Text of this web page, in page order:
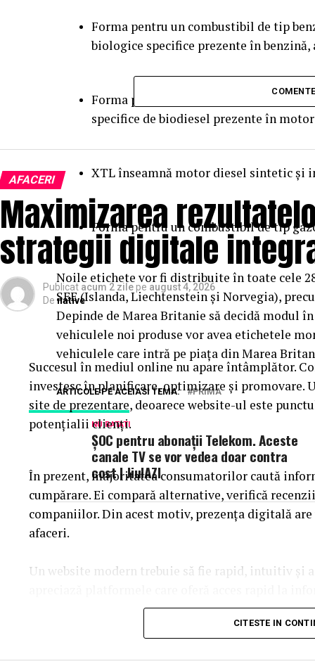
Forma pentru un combustibil de tip
biologice specifice prezente în benzină,
Forma pentru un combustibil de tip
specifice de biodiesel prezente în
XTL înseamnă motor diesel sintetic şi
Forma pentru un combustibil de tip
Noile etichete vor fi distribuite în toate cele
SEE (Islanda, Liechtenstein şi Norvegia),
Depinde de Marea Britanie să decidă modul
vehiculele noi produse vor avea etichetele
vehiculele care intră pe piaţa din Marea
ARTICOLE PE ACEIASI TEMA: PRIMA
NU RATATI
ȘOC pentru abonații Telekom. Aceste
canale TV se vor vedea doar contra
cost | JiulAZI
AFACERI
Maximizarea
strategii digitale
Publicat acum 2 zile pe august 4, 2026
De native
Succesul în mediul online nu apare întâmplător.
investesc în planificare, optimizare și
site de prezentare, deoarece website-ul este
potențialii clienți.
În prezent, majoritatea consumatorilor caută
cumpărare. Ei compară alternative, verifică
companiilor. Din acest motiv, prezența digitală
afaceri.
Un website modern trebuie să fie rapid, intuitiv
procesul de navigare. O experiență pozitivă
Designul profesional influențează percepția
CITESTE IN